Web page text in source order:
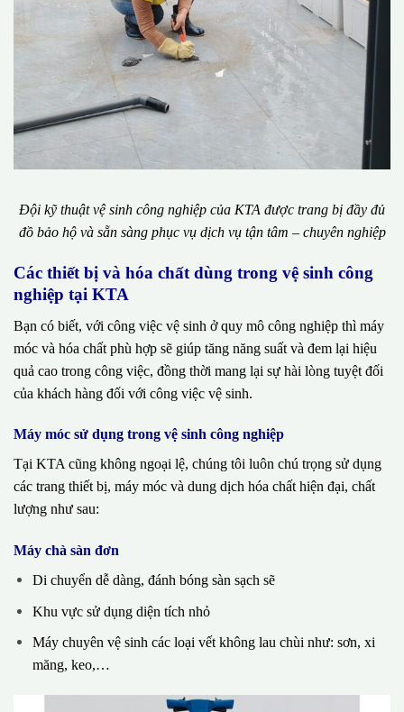
Đội kỹ thuật vệ sinh công nghiệp của KTA được trang bị đầy đủ
đồ bảo hộ và sẵn sàng phục vụ dịch vụ tận tâm – chuyên nghiệp
Các thiết bị và hóa chất dùng trong vệ sinh công
nghiệp tại KTA
Bạn có biết, với công việc vệ sinh ở quy mô công nghiệp thì máy
móc và hóa chất phù hợp sẽ giúp tăng năng suất và đem lại hiệu
quả cao trong công việc, đồng thời mang lại sự hài lòng tuyệt đối
của khách hàng đối với công việc vệ sinh.
Máy móc sử dụng trong vệ sinh công nghiệp
Tại KTA cũng không ngoại lệ, chúng tôi luôn chú trọng sử dụng
các trang thiết bị, máy móc và dung dịch hóa chất hiện đại, chất
lượng như sau:
Máy chà sàn đơn
Di chuyển dễ dàng, đánh bóng sàn sạch sẽ
Khu vực sử dụng diện tích nhỏ
Máy chuyên vệ sinh các loại vết không lau chùi như: sơn, xi
măng, keo,…